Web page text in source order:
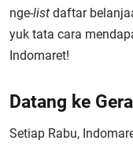
nge-list daftar
yuk tata cara
Indomaret!
Datang ke
Setiap Rabu,